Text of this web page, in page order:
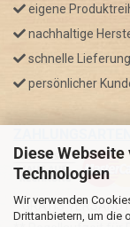
Diese
Technologien
Wir verwenden
Drittanbietern, um die
eigene
nachhaltige
schnelle Lieferung
persönlicher
* GRATIS